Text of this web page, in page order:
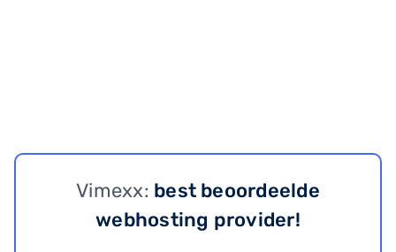
Vimexx: best beoordeelde
webhosting provider!